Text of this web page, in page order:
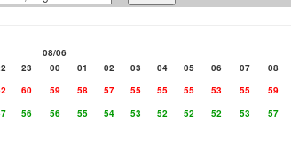
08/06
23 00 01 02 03 04 05 06 07 08
60 59 58 57 55 55 55 53 55 59
56 56 55 54 53 52 52 52 53 57